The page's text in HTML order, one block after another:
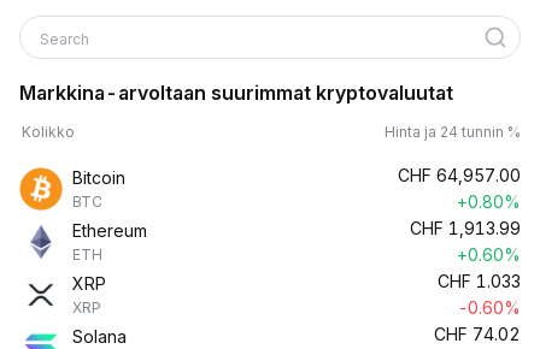
Search
Markkina-arvoltaan suurimmat kryptovaluutat
Kolikko Hinta ja 24 tunnin %
Bitcoin
BTC
CHF 64,957.00
+0.80%
Ethereum
ETH
CHF 1,913.99
+0.60%
XRP
XRP
CHF 1.033
-0.60%
Solana
CHF 74.02